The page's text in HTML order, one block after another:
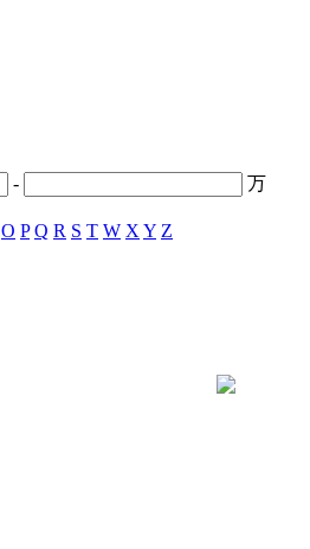
- 万
O P Q R S T W X Y Z